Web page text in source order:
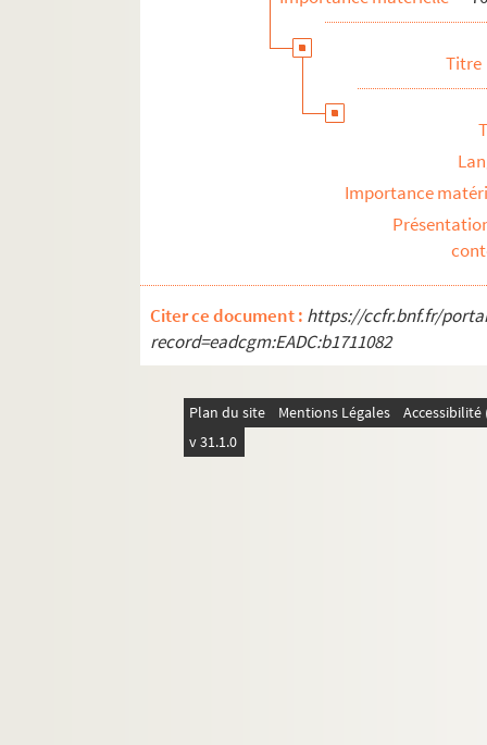
Titre
Importance
Citer ce document : https://ccfr.bnf.fr/
record=eadcgm:EADC:b1711082
Plan du site Mentions Légales
v 31.1.0